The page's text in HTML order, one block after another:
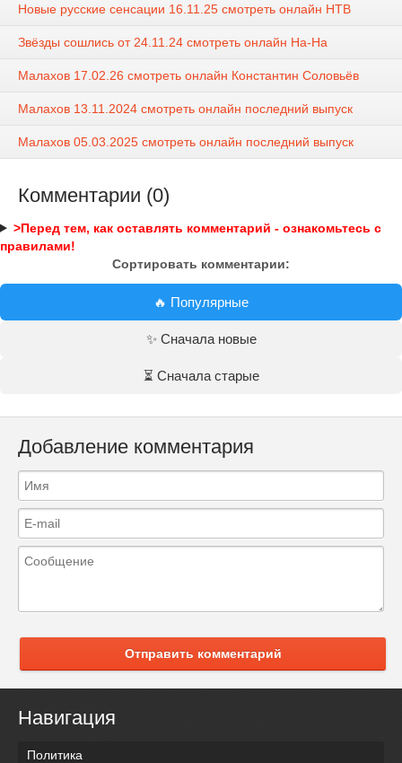
Новые русские сенсации 16.11.25 смотреть онлайн НТВ
Звёзды сошлись от 24.11.24 смотреть онлайн На-На
Малахов 17.02.26 смотреть онлайн Константин Соловьёв
Малахов 13.11.2024 смотреть онлайн последний выпуск
Малахов 05.03.2025 смотреть онлайн последний выпуск
Комментарии (0)
>Перед тем, как оставлять комментарий - ознакомьтесь с
правилами!
Сортировать комментарии:
🔥 Популярные
✨ Сначала новые
⏳ Сначала старые
Добавление комментария
Отправить комментарий
Навигация
Политика